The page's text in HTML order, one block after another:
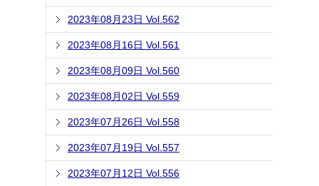
2023年08月23日 Vol.562
2023年08月16日 Vol.561
2023年08月09日 Vol.560
2023年08月02日 Vol.559
2023年07月26日 Vol.558
2023年07月19日 Vol.557
2023年07月12日 Vol.556